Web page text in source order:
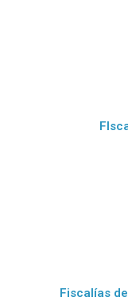
Fiscalías